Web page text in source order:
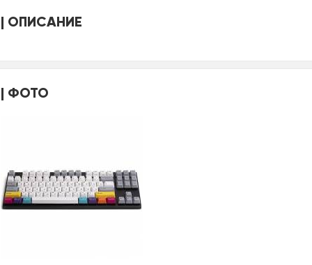
ОПИСАНИЕ
ФОТО